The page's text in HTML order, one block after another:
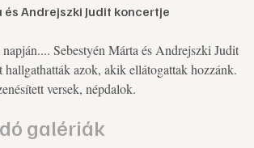
Andrejszki Judit koncertje
Sebestyén Márta és Andrejszki Judit
hallgathatták azok, akik ellátogattak hozzánk.
versek, népdalok.
galériák